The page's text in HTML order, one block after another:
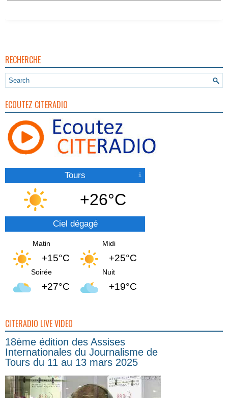
RECHERCHE
ECOUTEZ CITERADIO
Tours
+26°C
Ciel dégagé
Matin
+15°C
Midi
+25°C
Soirée
+27°C
Nuit
+19°C
CITERADIO LIVE VIDEO
18ème édition des Assises
Internationales du Journalisme de
Tours du 11 au 13 mars 2025